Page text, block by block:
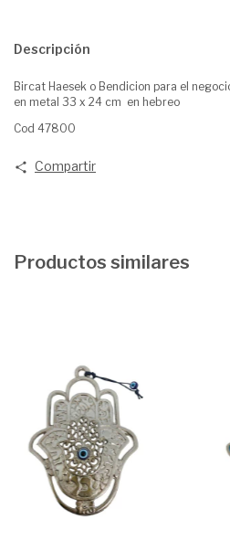
Descripción
Bircat Haesek o Bendicion para el
en metal 33 x 24 cm en hebreo
Cod 47800
Compartir
Productos similares